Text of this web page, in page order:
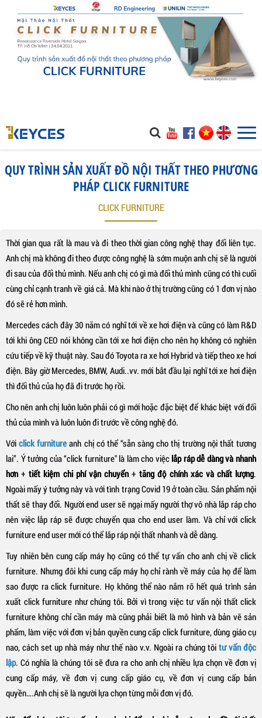
QUY TRÌNH SẢN XUẤT ĐỒ NỘI THẤT THEO PHƯƠNG
PHÁP CLICK FURNITURE
CLICK FURNITURE
Thời gian qua rất là mau và đi theo thời gian công nghệ thay đổi liên tục.
Anh chị mà không đi theo được công nghệ là sớm muộn anh chị sẽ là người
đi sau của đối thủ mình. Nếu anh chị có gì mà đối thủ mình cũng có thì cuối
cùng chỉ cạnh tranh về giá cả. Mà khi nào ở thị trường cũng có 1 đơn vị nào
đó sẽ rẻ hơn mình.
Mercedes cách đây 30 năm có nghĩ tới về xe hơi điện và cũng có làm R&D
tới khi ông CEO nói không cần tới xe hơi điện cho nên họ không có nghiên
cứu tiếp về kỹ thuật này. Sau đó Toyota ra xehơi Hybrid và tiếp theo xe hơi
điện. Bây giờ Mercedes, BMW, Audi..vv. mới bắt đầu lại nghĩ tới xe hơi điện
thì đối thủ của họ đã đi trước họ rồi.
Cho nên anh chị luôn luôn phải có gì mới hoặc đặc biệt để khác biệt với đối
thủ của mình và luôn luôn đi trước về công nghệ đó.
Vớiclick furnitureanh chị có thể “sẵn sàng cho thị trường nội thất tương
lai”. Ý tưởng của “click furniture" là làm cho việclắp ráp dễ dàng và nhanh
hơn + tiết kiệm chi phí vận chuyển+tăng độ chính xác và chất lượng.
Ngoài mấy ý tưởng này và với tình trạng Covid 19 ở toàn cầu. Sản phẩm nội
thất sẽ thay đổi. Người end user sẽ ngại mấy người thợ vô nhà lắp ráp cho
nên việc lắp ráp sẽ được chuyển qua cho end user làm. Và chỉ với click
furniture end user mới có thể lắp ráp nội thất nhanh và dễ dàng.
Tuy nhiên bên cung cấp máy họ cũng có thể tự vấn cho anh chị về click
furniture. Nhưng đôi khi cung cấp máy họ chỉ rành về máy của họ để làm
sao được ra click furniture. Họ không thể nào nắm rõ hết quá trình sản
xuất click furniture như chúng tôi. Bởi vì trong việc tư vấn nội thất click
furniture không chỉ cần máy mà cũng phải biết là mô hình và bản vẽ sản
phẩm, làm việc với đơn vị bản quyền cung cấp click furniture, dùng giáo cụ
nao, cách set up nhà máy như thế nào v.v. Ngoài ra chúng tôi tư vấn độc
lập. Có nghĩa là chúng tôi sẽ đưa ra cho anh chị nhiều lựa chọn về đơn vị
cung cấp máy, về đơn vị cung cấpgiáo cụ, về đơn vị cung cấp bản
quyền….Anh chị sẽ là người lựa chọn từng mỗi đơn vị đó.